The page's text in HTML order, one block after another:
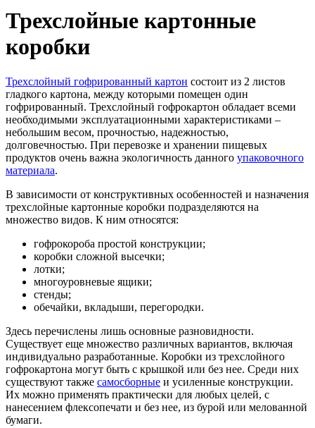
Трехслойные картонные
коробки
Трехслойный гофрированный картон состоит из 2 листов
гладкого картона, между которыми помещен один
гофрированный. Трехслойный гофрокартон обладает всеми
необходимыми эксплуатационными характеристиками –
небольшим весом, прочностью, надежностью,
долговечностью. При перевозке и хранении пищевых
продуктов очень важна экологичность данного упаковочного
материала.
В зависимости от конструктивных особенностей и назначения
трехслойные картонные коробки подразделяются на
множество видов. К ним относятся:
гофрокороба простой конструкции;
коробки сложной высечки;
лотки;
многоуровневые ящики;
стенды;
обечайки, вкладыши, перегородки.
Здесь перечислены лишь основные разновидности.
Существует еще множество различных вариантов, включая
индивидуально разработанные. Коробки из трехслойного
гофрокартона могут быть с крышкой или без нее. Среди них
существуют также самосборные и усиленные конструкции.
Их можно применять практически для любых целей, с
нанесением флексопечати и без нее, из бурой или мелованной
бумаги.